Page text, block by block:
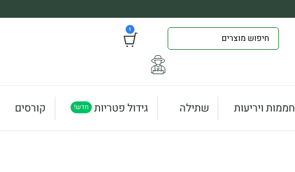
1
חממות ויריעות שתילה גידול פטריות חדש! קורסים